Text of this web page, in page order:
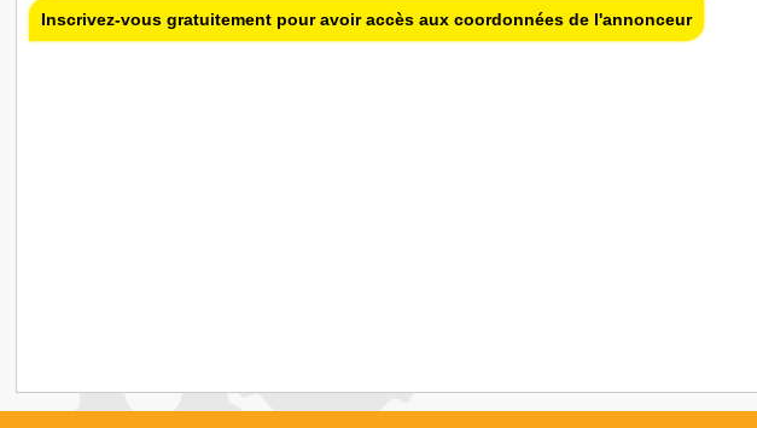
Inscrivez-vous gratuitement pour avoir accès aux coordonnées de l'annonceur